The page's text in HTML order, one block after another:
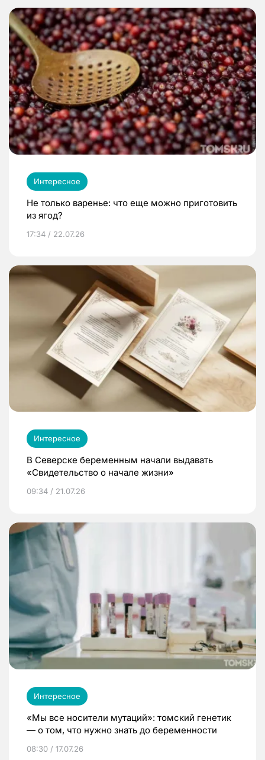
Интересное
Не только варенье: что еще можно приготовить
из ягод?
17:34 / 22.07.26
Интересное
В Северске беременным начали выдавать
«Свидетельство о начале жизни»
09:34 / 21.07.26
Интересное
«Мы все носители мутаций»: томский генетик
— о том, что нужно знать до беременности
08:30 / 17.07.26